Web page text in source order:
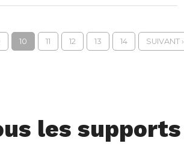
10 11 12 13 14 SUIVANT ›
les supports